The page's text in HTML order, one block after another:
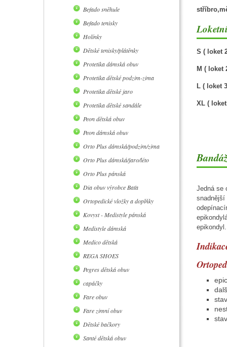
S ( loket
M ( loket
L ( loket
XL (
Jedná se
snadnější
epikondyl.
Befado sněhule
Befado tenisky
Holínky
Dětské tenisky/plátěnky
Protetika dámská obuv
Protetika dětské podzim-zima
Protetika dětské jaro
Protetika dětské sandále
Peon dětská obuv
Peon dámská obuv
Orto Plus dámská/podzim/zima
Orto Plus dámská/jaro/léto
Orto Plus pánská
Dia obuv výrobce Baťa
Ortopedické vložky a doplňky
Kovyst - Medistyle pánská
Medistyle dámská
Medico dětská
REGA SHOES
Pegres dětská obuv
capáčky
Fare obuv
Fare zimní obuv
Dětské bačkory
Santé dětská obuv